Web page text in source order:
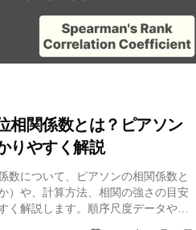
相関係数とは？ピアソン
りやすく解説
数について、ピアソンの相関係数と
）や、計算方法、相関の強さの目安
く解説します。順序尺度データや正